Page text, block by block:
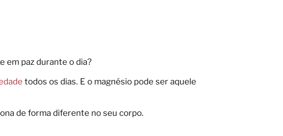
em paz durante o dia?
todos os dias. E o magnésio pode ser aquele
de forma diferente no seu corpo.